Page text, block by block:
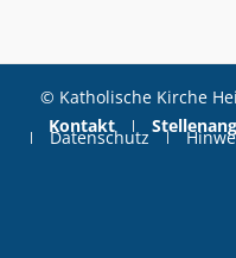
© Katholische Kirche
Kontakt
Datenschutz